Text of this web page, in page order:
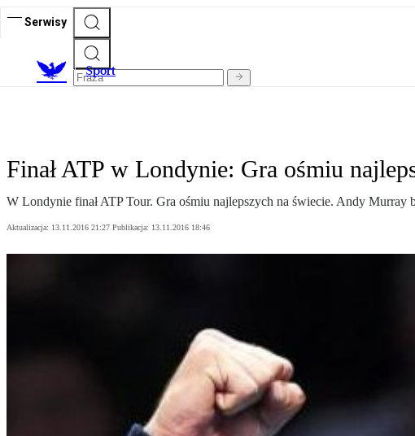
Serwisy
Sport
Finał ATP w Londynie: Gra ośmiu
W Londynie finał ATP Tour. Gra ośmiu najlepszych na świecie. Andy
Aktualizacja: 13.11.2016 21:27 Publikacja: 13.11.2016 18:46